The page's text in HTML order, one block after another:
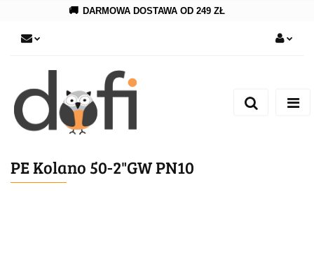
🚚 DARMOWA DOSTAWA OD 249 ZŁ
Zarejestruj się
PE Kolano 50-2"GW PN10